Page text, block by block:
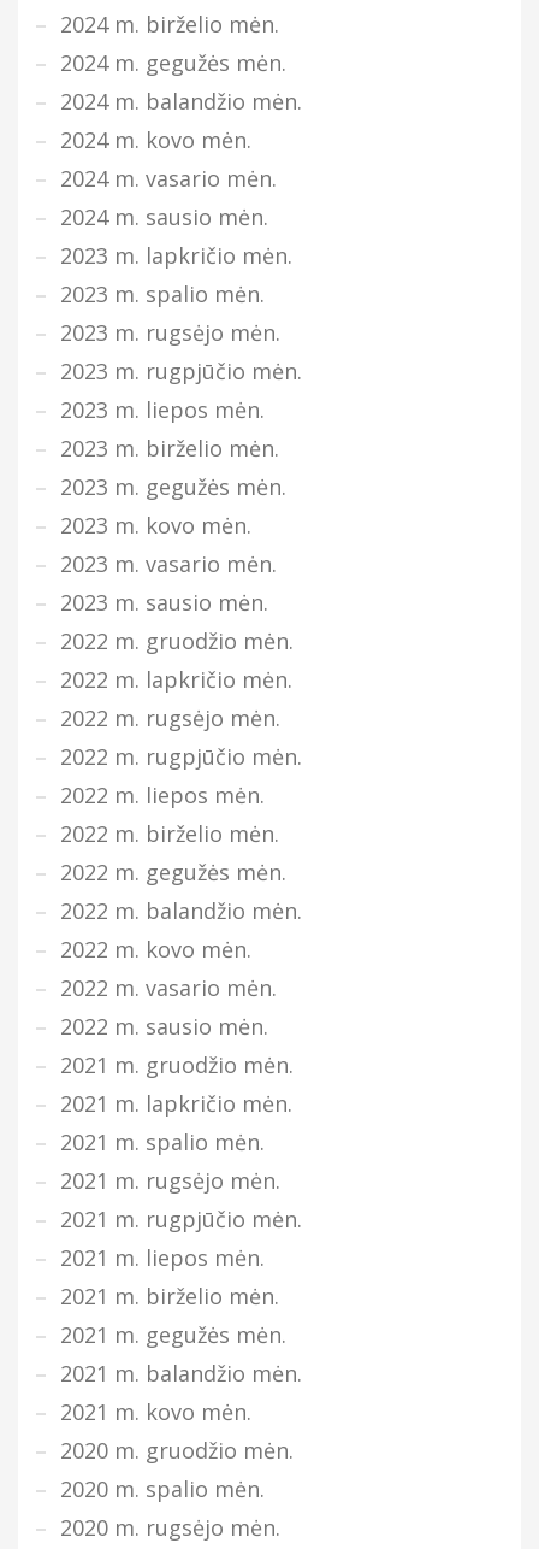
2024 m. birželio mėn.
2024 m. gegužės mėn.
2024 m. balandžio mėn.
2024 m. kovo mėn.
2024 m. vasario mėn.
2024 m. sausio mėn.
2023 m. lapkričio mėn.
2023 m. spalio mėn.
2023 m. rugsėjo mėn.
2023 m. rugpjūčio mėn.
2023 m. liepos mėn.
2023 m. birželio mėn.
2023 m. gegužės mėn.
2023 m. kovo mėn.
2023 m. vasario mėn.
2023 m. sausio mėn.
2022 m. gruodžio mėn.
2022 m. lapkričio mėn.
2022 m. rugsėjo mėn.
2022 m. rugpjūčio mėn.
2022 m. liepos mėn.
2022 m. birželio mėn.
2022 m. gegužės mėn.
2022 m. balandžio mėn.
2022 m. kovo mėn.
2022 m. vasario mėn.
2022 m. sausio mėn.
2021 m. gruodžio mėn.
2021 m. lapkričio mėn.
2021 m. spalio mėn.
2021 m. rugsėjo mėn.
2021 m. rugpjūčio mėn.
2021 m. liepos mėn.
2021 m. birželio mėn.
2021 m. gegužės mėn.
2021 m. balandžio mėn.
2021 m. kovo mėn.
2020 m. gruodžio mėn.
2020 m. spalio mėn.
2020 m. rugsėjo mėn.